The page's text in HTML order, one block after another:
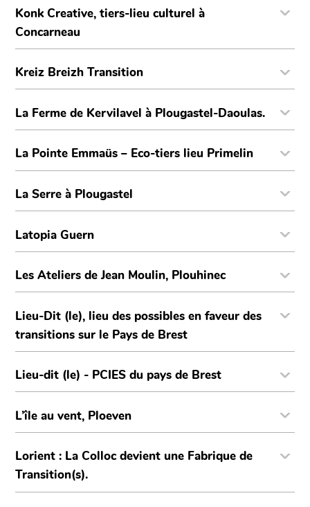
Konk Creative, tiers-lieu culturel à
Concarneau
Kreiz Breizh Transition
La Ferme de Kervilavel à Plougastel-Daoulas.
La Pointe Emmaüs – Eco-tiers lieu Primelin
La Serre à Plougastel
Latopia Guern
Les Ateliers de Jean Moulin, Plouhinec
Lieu-Dit (le), lieu des possibles en faveur des
transitions sur le Pays de Brest
Lieu-dit (le) - PCIES du pays de Brest
L’île au vent, Ploeven
Lorient : La Colloc devient une Fabrique de
Transition(s).